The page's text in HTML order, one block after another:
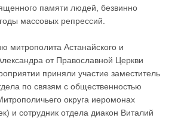
памяти людей, безвинно
массовых репрессий.
митрополита Астанайского и
от Православной Церкви
приняли участие заместитель
по связям с общественностью
округа иеромонах
и сотрудник отдела диакон Виталий